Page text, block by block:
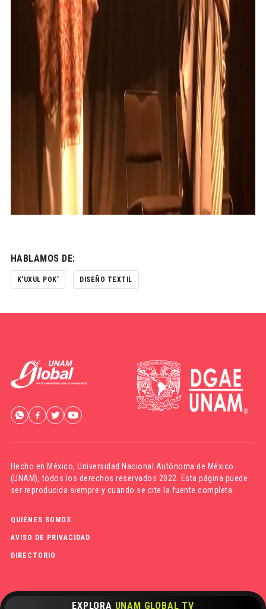
EXPLORA UNAM GLOBAL TV
HABLAMOS DE:
K’UXUL POK’ DISEÑO TEXTIL
Hecho en México,Universidad Nacional Autónoma de México
(UNAM), todos los derechos reservados 2022. Esta página puede
ser reproducida siempre y cuando se cite la fuente completa.
QUIÉNES SOMOS
AVISO DE PRIVACIDAD
DIRECTORIO